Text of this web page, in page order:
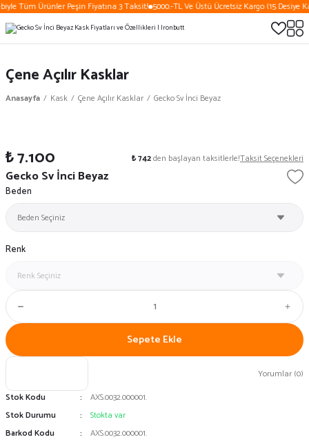
Tüm Ürünler Peşin Fiyatına 3 Taksit! 5000.-TL Ve Üstü Ücretsiz Kargo (15 Desiye
Çene Açılır Kasklar
Anasayfa Kask Çene Açılır Kasklar Gecko Sv İnci Beyaz
Yorumlar (0)
Gecko Sv İnci Beyaz
₺ 7.100 ₺ 742den başlayan taksitlerle!Taksit Seçenekleri
Stok Kodu
AXS.0032.000001.
Stok Durumu
Stokta var
Barkod Kodu
AXS.0032.000001.
Beden
Renk
Sepete Ekle